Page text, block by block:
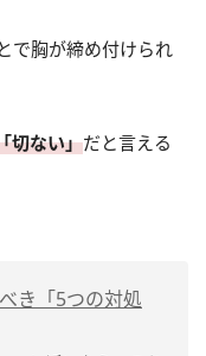
で胸が締め付けられ
切ない」だと言える
き「5つの対処